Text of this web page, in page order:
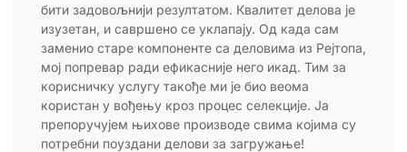
бити задовољнији резултатом. Квалитет делова је
изузетан, и савршено се уклапају. Од када сам
заменио старе компоненте са деловима из Рејтопа,
мој попревар ради ефикасније него икад. Тим за
корисничку услугу такође ми је био веома
користан у вођењу кроз процес селекције. Ја
препоручујем њихове производе свима којима су
потребни поуздани делови за загружање!